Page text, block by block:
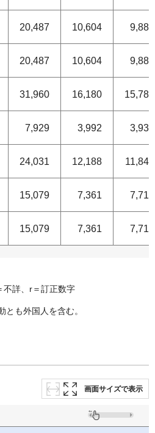
20,487 10,604 9,883
20,487 10,604 9,883
31,960 16,180 15,780
7,929 3,992 3,937
24,031 12,188 11,843
15,079 7,361 7,718
15,079 7,361 7,718
詳、r＝訂正数字
とも外国人を含む。
画面サイズで表示